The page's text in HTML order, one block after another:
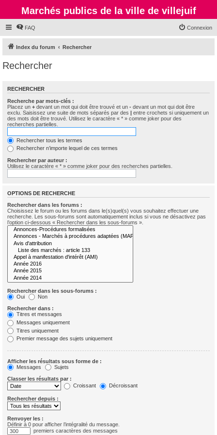
Marchés publics de la ville de villejuif
FAQ Connexion
Index du forum Rechercher
Rechercher
RECHERCHER
Recherche par mots-clés :
Placez un + devant un mot qui doit être trouvé et un - devant un mot qui doit être
exclu. Saisissez une suite de mots séparés par des | entre crochets si uniquement un
des mots doit être trouvé. Utilisez le caractère « * » comme joker pour des
recherches partielles.
Rechercher tous les termes
Rechercher n’importe lequel de ces termes
Rechercher par auteur :
Utilisez le caractère « * » comme joker pour des recherches partielles.
OPTIONS DE RECHERCHE
Rechercher dans les forums :
Choisissez le forum ou les forums dans le(s)quel(s) vous souhaitez effectuer une
recherche. Les sous-forums sont automatiquement inclus si vous ne désactivez pas
l’option ci-dessous « Rechercher dans les sous-forums ».
Rechercher dans les sous-forums :
Oui
Non
Rechercher dans :
Titres et messages
Messages uniquement
Titres uniquement
Premier message des sujets uniquement
Afficher les résultats sous forme de :
Messages
Sujets
Classer les résultats par :
Croissant
Décroissant
Rechercher depuis :
Renvoyer les :
Définir à 0 pour afficher l’intégralité du message.
premiers caractères des messages